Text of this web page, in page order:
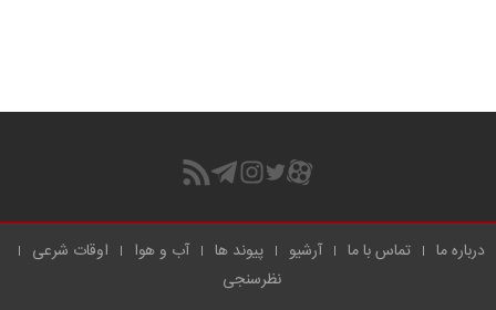
درباره ما تماس با ما آرشیو پیوند ها آب و هوا
اوقات شرعی
نظرسنجی